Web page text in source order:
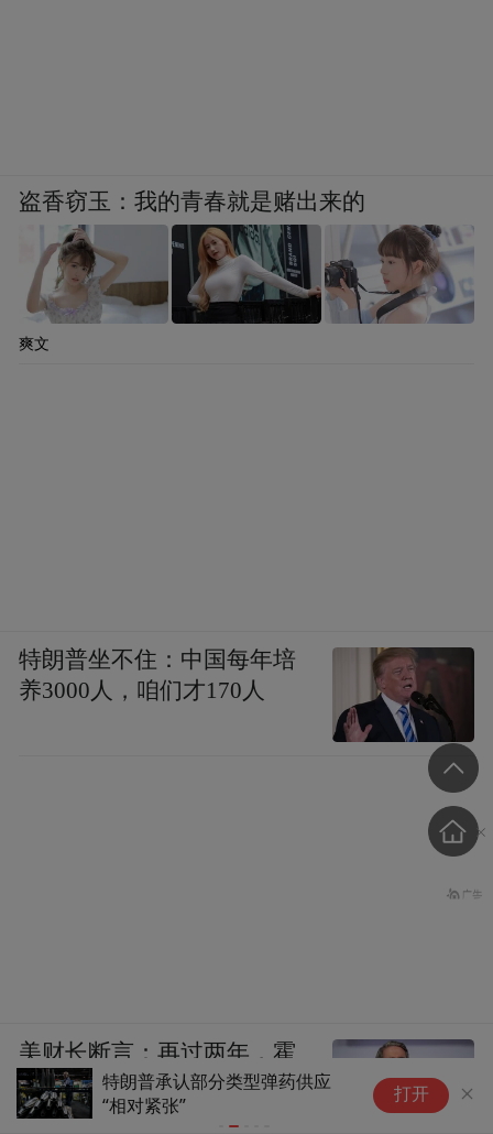
特朗普承认部分类型弹药供应
“相对紧张”
打开
盗香窃玉：我的青春就是赌出来的
爽文
特朗普坐不住：中国每年培
养3000人，咱们才170人
美财长断言：再过两年，霍
尔木兹海峡就不重要了